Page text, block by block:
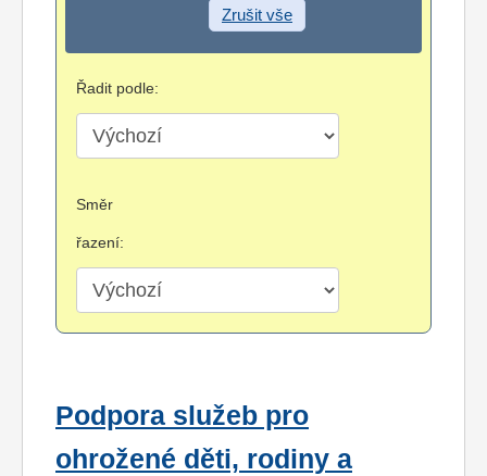
Zrušit vše
Řadit podle:
Směr
řazení:
Podpora služeb pro
ohrožené děti, rodiny a